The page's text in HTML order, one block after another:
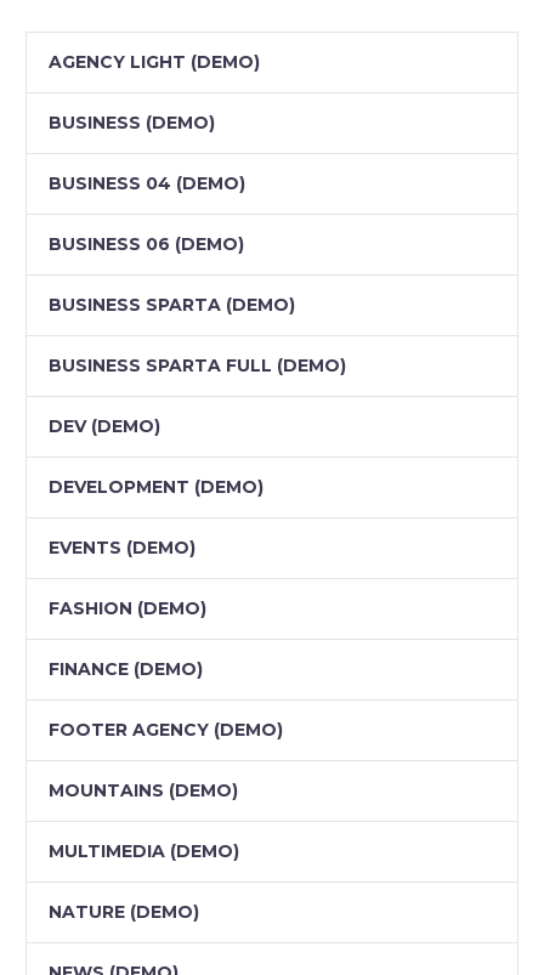
AGENCY LIGHT (DEMO)
BUSINESS (DEMO)
BUSINESS 04 (DEMO)
BUSINESS 06 (DEMO)
BUSINESS SPARTA (DEMO)
BUSINESS SPARTA FULL (DEMO)
DEV (DEMO)
DEVELOPMENT (DEMO)
EVENTS (DEMO)
FASHION (DEMO)
FINANCE (DEMO)
FOOTER AGENCY (DEMO)
MOUNTAINS (DEMO)
MULTIMEDIA (DEMO)
NATURE (DEMO)